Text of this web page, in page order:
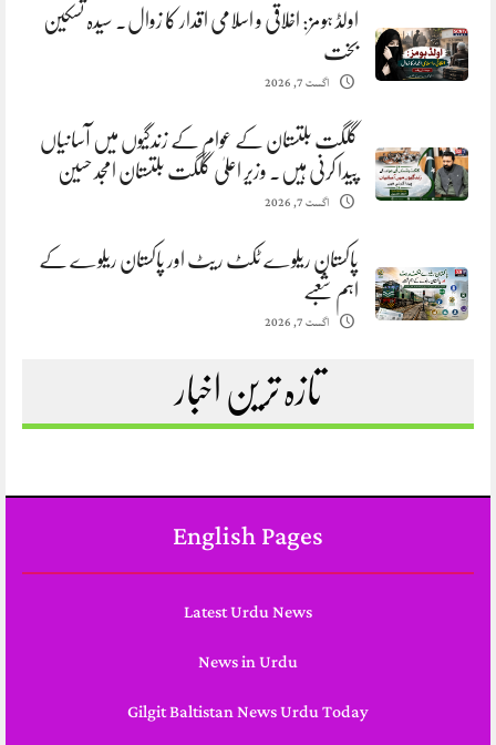
اولڈ ہومز: اخلاقی و اسلامی اقدار کا زوال. سیدہ تسکین
بخت
اگست 7, 2026
گلگت بلتستان کے عوام کے زندگیوں میں آسانیاں
پیدا کرنی ہیں. وزیر اعلیٰ گلگت بلتستان امجد حسین
اگست 7, 2026
پاکستان ریلوے ٹکٹ ریٹ اور پاکستان ریلوے کے
اہم شعبے
اگست 7, 2026
تازہ ترین اخبار
English Pages
Latest Urdu News
News in Urdu
Gilgit Baltistan News Urdu Today